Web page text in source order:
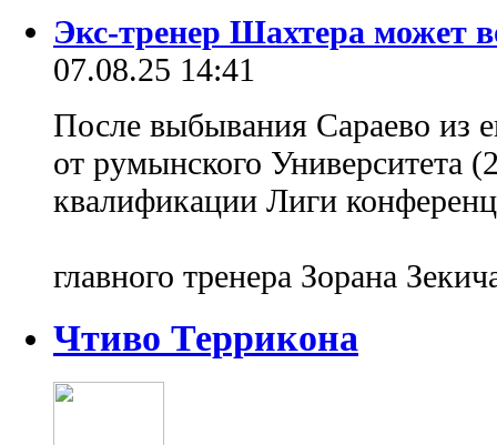
Экс-тренер Шахтера может
07.08.25 14:41
После выбывания Сараево из
от румынского Университета
квалификации Лиги
главного тренера Зорана
Чтиво Террикона